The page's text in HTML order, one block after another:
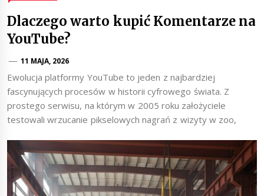
Dlaczego warto kupić Komentarze na
YouTube?
11 MAJA, 2026
Ewolucja platformy YouTube to jeden z najbardziej
fascynujących procesów w historii cyfrowego świata. Z
prostego serwisu, na którym w 2005 roku założyciele
testowali wrzucanie pikselowych nagrań z wizyty w zoo,